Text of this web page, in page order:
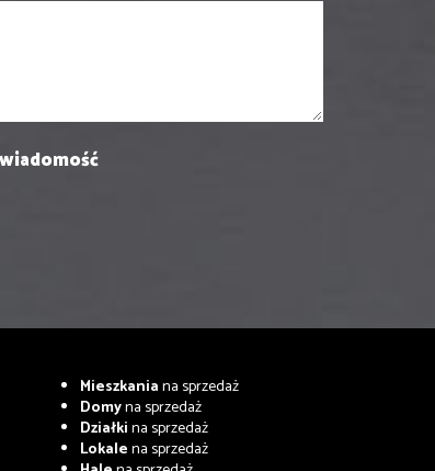
Mieszkaniana sprzedaż
Domyna sprzedaż
Działkina sprzedaż
Lokalena sprzedaż